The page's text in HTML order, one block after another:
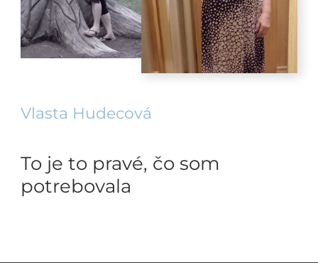
Vlasta Hudecová
To je to pravé, čo som
potrebovala